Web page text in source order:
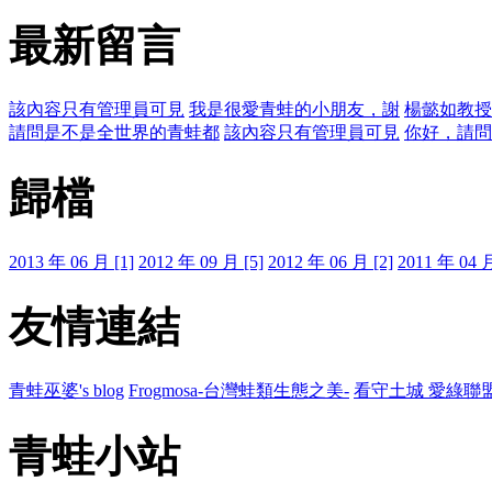
最新留言
該內容只有管理員可見 我是很愛青蛙的小朋友，謝 楊懿如教
請問是不是全世界的青蛙都 該內容只有管理員可見 你好，請
歸檔
2013 年 06 月 [1] 2012 年 09 月 [5] 2012 年 06 月 [2] 2011 年 04
友情連結
青蛙巫婆's blog Frogmosa-台灣蛙類生態之美- 看守土城 愛綠聯
青蛙小站